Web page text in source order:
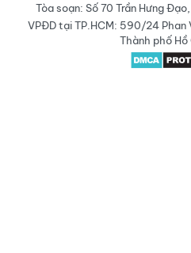
Tòa soạn: Số 70 Trần Hưng
VPĐD tại TP.HCM: 590/24 Phan
Thành phố Hồ